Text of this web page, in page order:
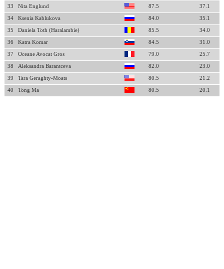
33 Nita Englund 87.5 37.1
34 Ksenia Kablukova 84.0 35.1
35 Daniela Toth (Haralambie) 85.5 34.0
36 Katra Komar 84.5 31.0
37 Oceane Avocat Gros 79.0 25.7
38 Aleksandra Barantceva 82.0 23.0
39 Tara Geraghty-Moats 80.5 21.2
40 Tong Ma 80.5 20.1